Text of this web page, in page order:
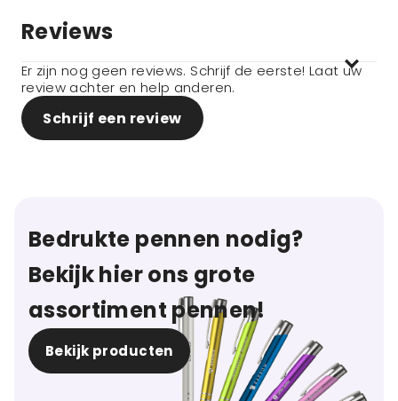
Reviews
Er zijn nog geen reviews. Schrijf de eerste! Laat uw
review achter en help anderen.
Schrijf een review
Bedrukte pennen nodig?
Bekijk hier ons grote
assortiment pennen!
Bekijk producten